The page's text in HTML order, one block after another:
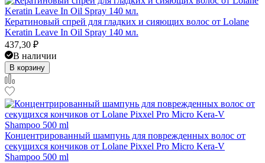
Кератиновый спрей для гладких и сияющих волос от Lolane
Keratin Leave In Oil Spray 140 мл.
437,30 ₽
В наличии
В корзину
Концентрированный шампунь для поврежденных волос от
секущихся кончиков от Lolane Pixxel Pro Micro Kera-V
Shampoo 500 ml